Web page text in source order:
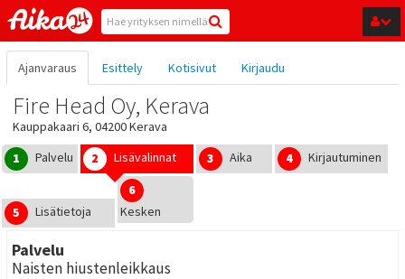
Hyppää pääsisältöön
Ajanvaraus Esittely Kotisivut Kirjaudu
Fire Head Oy, Kerava
Kauppakaari 6, 04200 Kerava
1
Palvelu 2 Lisävalinnat 3 Aika 4 Kirjautuminen
5 Lisätietoja
6
Kesken
Palvelu
Naisten hiustenleikkaus